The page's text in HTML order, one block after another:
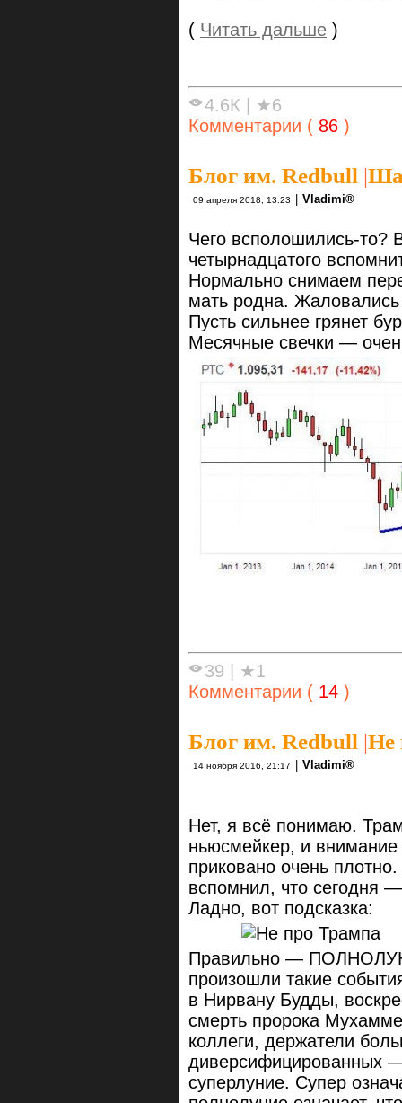
( Читать дальше )
4.6К | ★6
Комментарии ( 86 )
Блог им. Redbull |
09 апреля 2018, 13:23 | Vlаdimi®
Чего всполошились-
четырнадцатого
Нормально снимаем
мать родна.
Пусть сильнее грянет
Месячные свечки —
39
★1
Комментарии ( 14 )
Блог им. Redbull |Не
14 ноября 2016, 21:17 Vlаdimi®
Нет, я всё понимаю.
ньюсмейкер, и
приковано очень
вспомнил, что сегодня
Ладно, вот подсказка:
Правильно —
произошли такие
в Нирвану Будды,
смерть пророка
коллеги, держатели
диверсифицированных
суперлуние. Супер